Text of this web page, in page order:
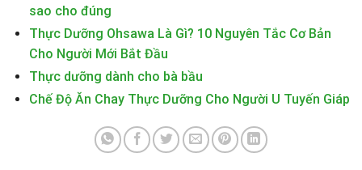
sao cho đúng
Thực Dưỡng Ohsawa Là Gì? 10 Nguyên Tắc Cơ Bản
Cho Người Mới Bắt Đầu
Thực dưỡng dành cho bà bầu
Chế Độ Ăn Chay Thực Dưỡng Cho Người U Tuyến Giáp